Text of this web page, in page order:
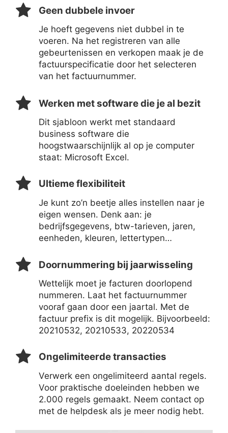
Geen dubbele invoer
Je hoeft gegevens niet dubbel in te
voeren. Na het registreren van alle
gebeurtenissen en verkopen maak je de
factuurspecificatie door het selecteren
van het factuurnummer.
Werken met software die je al bezit
Dit sjabloon werkt met standaard
business software die
hoogstwaarschijnlijk al op je computer
staat: Microsoft Excel.
Ultieme flexibiliteit
Je kunt zo’n beetje alles instellen naar je
eigen wensen. Denk aan: je
bedrijfsgegevens, btw-tarieven, jaren,
eenheden, kleuren, lettertypen…
Doornummering bij jaarwisseling
Wettelijk moet je facturen doorlopend
nummeren. Laat het factuurnummer
vooraf gaan door een jaartal. Met de
factuur prefix is dit mogelijk. Bijvoorbeeld:
20210532, 20210533, 20220534
Ongelimiteerde transacties
Verwerk een ongelimiteerd aantal regels.
Voor praktische doeleinden hebben we
2.000 regels gemaakt. Neem contact op
met de helpdesk als je meer nodig hebt.